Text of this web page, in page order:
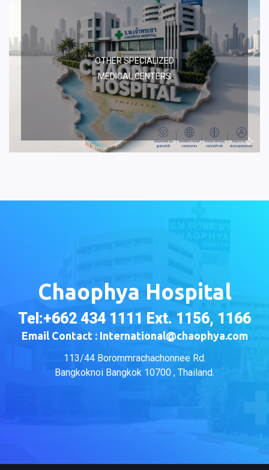
OTHER SPECIALIZED
MEDICAL CENTERS
Chaophya Hospital
Tel:+662 434 1111 Ext. 1156, 1166
Email Contact : International@chaophya.com
113/44 Borommrachachonnee Rd.
Bangkoknoi Bangkok 10700 , Thailand.